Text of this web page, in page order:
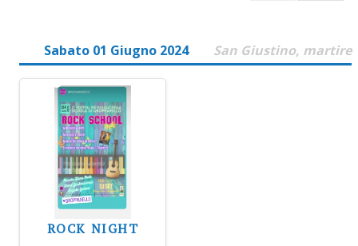
Sabato 01 Giugno 2024 San Giustino, martire
ROCK NIGHT